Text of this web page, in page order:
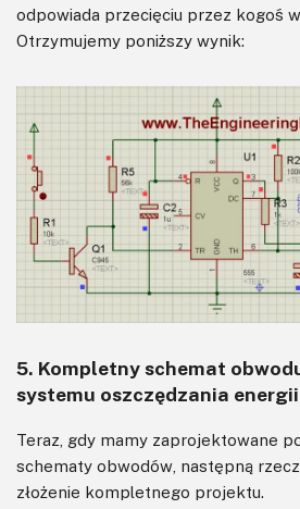
odpowiada przecięciu przez kogoś
Otrzymujemy poniższy wynik:
5. Kompletny schemat
systemu oszczędzania energii
Teraz, gdy mamy zaprojektowane
schematy obwodów, następną
złożenie kompletnego projektu.